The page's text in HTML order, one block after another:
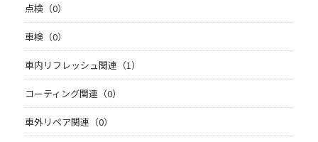
点検（0）
車検（0）
車内リフレッシュ関連（1）
コーティング関連（0）
車外リペア関連（0）